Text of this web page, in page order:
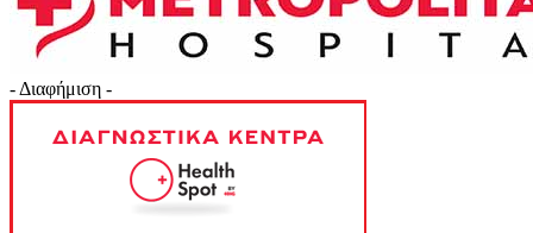
- Διαφήμιση -